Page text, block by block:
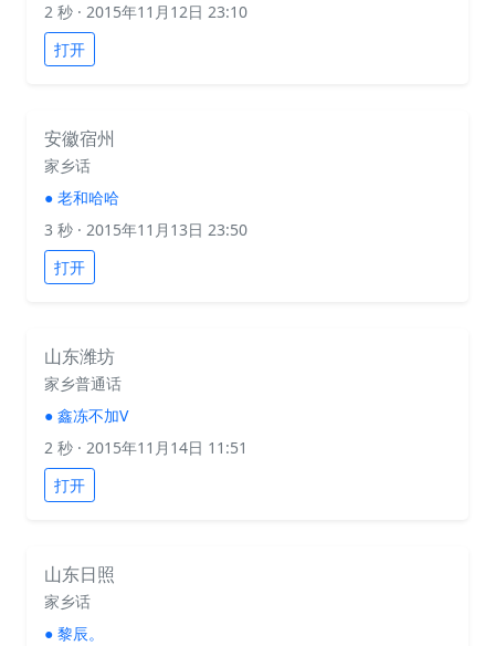
2 秒 · 2015年11月12日 23:10
打开
安徽宿州
家乡话
● 老和哈哈
3 秒 · 2015年11月13日 23:50
打开
山东潍坊
家乡普通话
● 鑫冻不加V
2 秒 · 2015年11月14日 11:51
打开
山东日照
家乡话
● 黎辰。